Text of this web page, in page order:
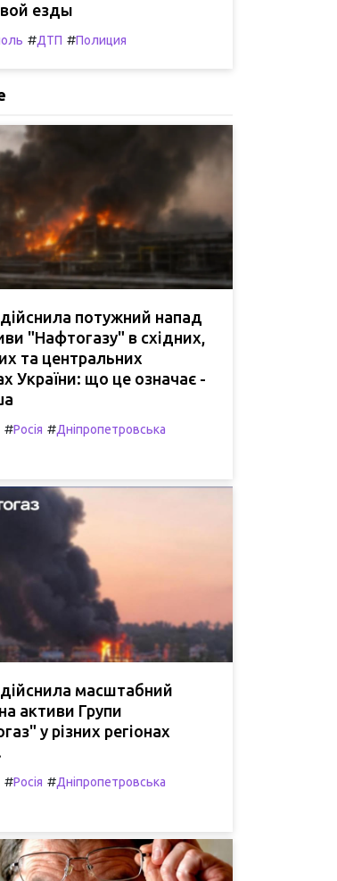
езды
#ДТП #Полиция
потужний напад
"Нафтогазу" в східних,
та центральних
України: що це означає -
#Росія #Дніпропетровська
масштабний
активи Групи
у різних регіонах
#Росія #Дніпропетровська